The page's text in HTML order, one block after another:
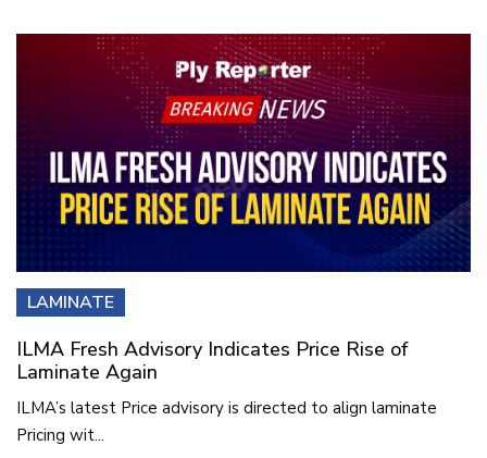
LAMINATE
ILMA Fresh Advisory Indicates Price Rise of
Laminate Again
ILMA’s latest Price advisory is directed to align laminate
Pricing wit...